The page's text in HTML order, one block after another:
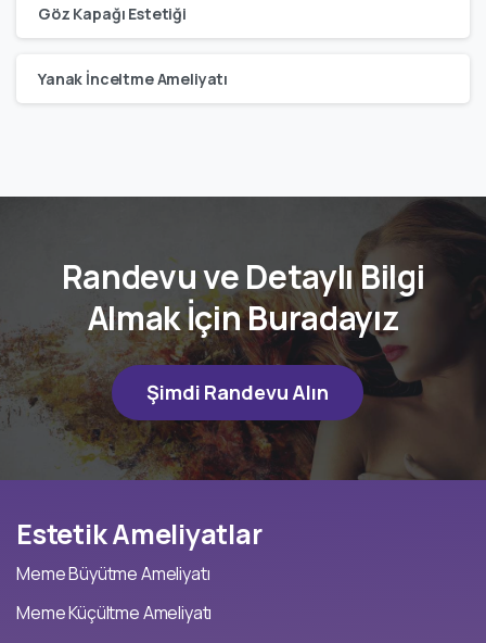
Göz Kapağı Estetiği
Yanak İnceltme Ameliyatı
Randevu ve Detaylı Bilgi
Almak İçin Buradayız
Şimdi Randevu Alın
EstetikAmeliyatlar
Meme Büyütme Ameliyatı
Meme Küçültme Ameliyatı